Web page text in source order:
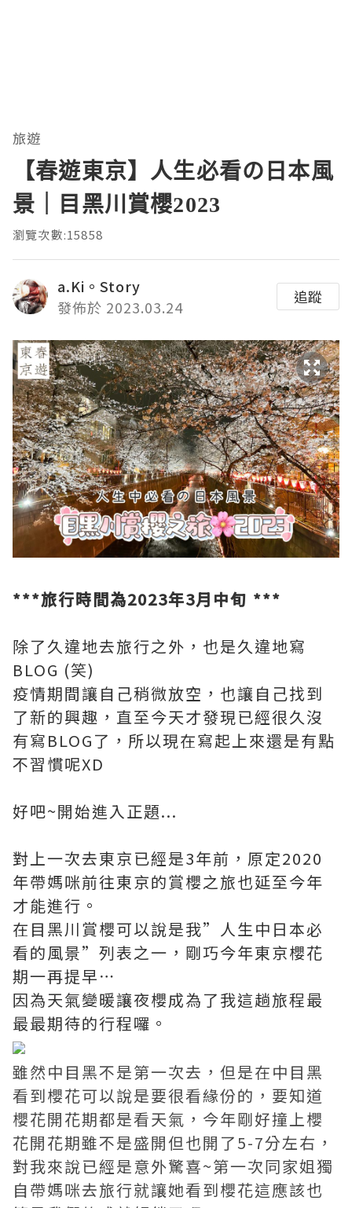
旅遊
【春遊東京】人生必看の日本風
景｜目黑川賞櫻2023
瀏覽次數:15858
a.Ki。Story
發佈於 2023.03.24
追蹤
***旅行時間為2023年3月中旬 ***
除了久違地去旅行之外，也是久違地寫
BLOG (笑)
疫情期間讓自己稍微放空，也讓自己找到
了新的興趣，直至今天才發現已經很久沒
有寫BLOG了，所以現在寫起上來還是有點
不習慣呢XD
好吧~開始進入正題...
對上一次去東京已經是3年前，原定2020
年帶媽咪前往東京的賞櫻之旅也延至今年
才能進行。
在目黑川賞櫻可以說是我”人生中日本必
看的風景”列表之一，剛巧今年東京櫻花
期一再提早⋯
因為天氣變暖讓夜櫻成為了我這趟旅程最
最最期待的行程囉。
雖然中目黑不是第一次去，但是在中目黑
看到櫻花可以說是要很看緣份的，要知道
櫻花開花期都是看天氣，今年剛好撞上櫻
花開花期雖不是盛開但也開了5-7分左右，
對我來說已經是意外驚喜~第一次同家姐獨
自帶媽咪去旅行就讓她看到櫻花這應該也